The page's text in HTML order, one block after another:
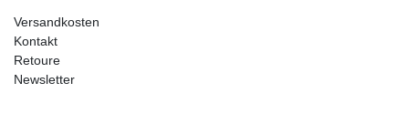
Versandkosten
Kontakt
Retoure
Newsletter